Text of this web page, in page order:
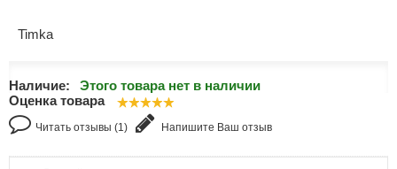
Timka
Наличие:
Этого товара нет в наличии
Оценка товара
Читать отзывы (1) Напишите Ваш отзыв